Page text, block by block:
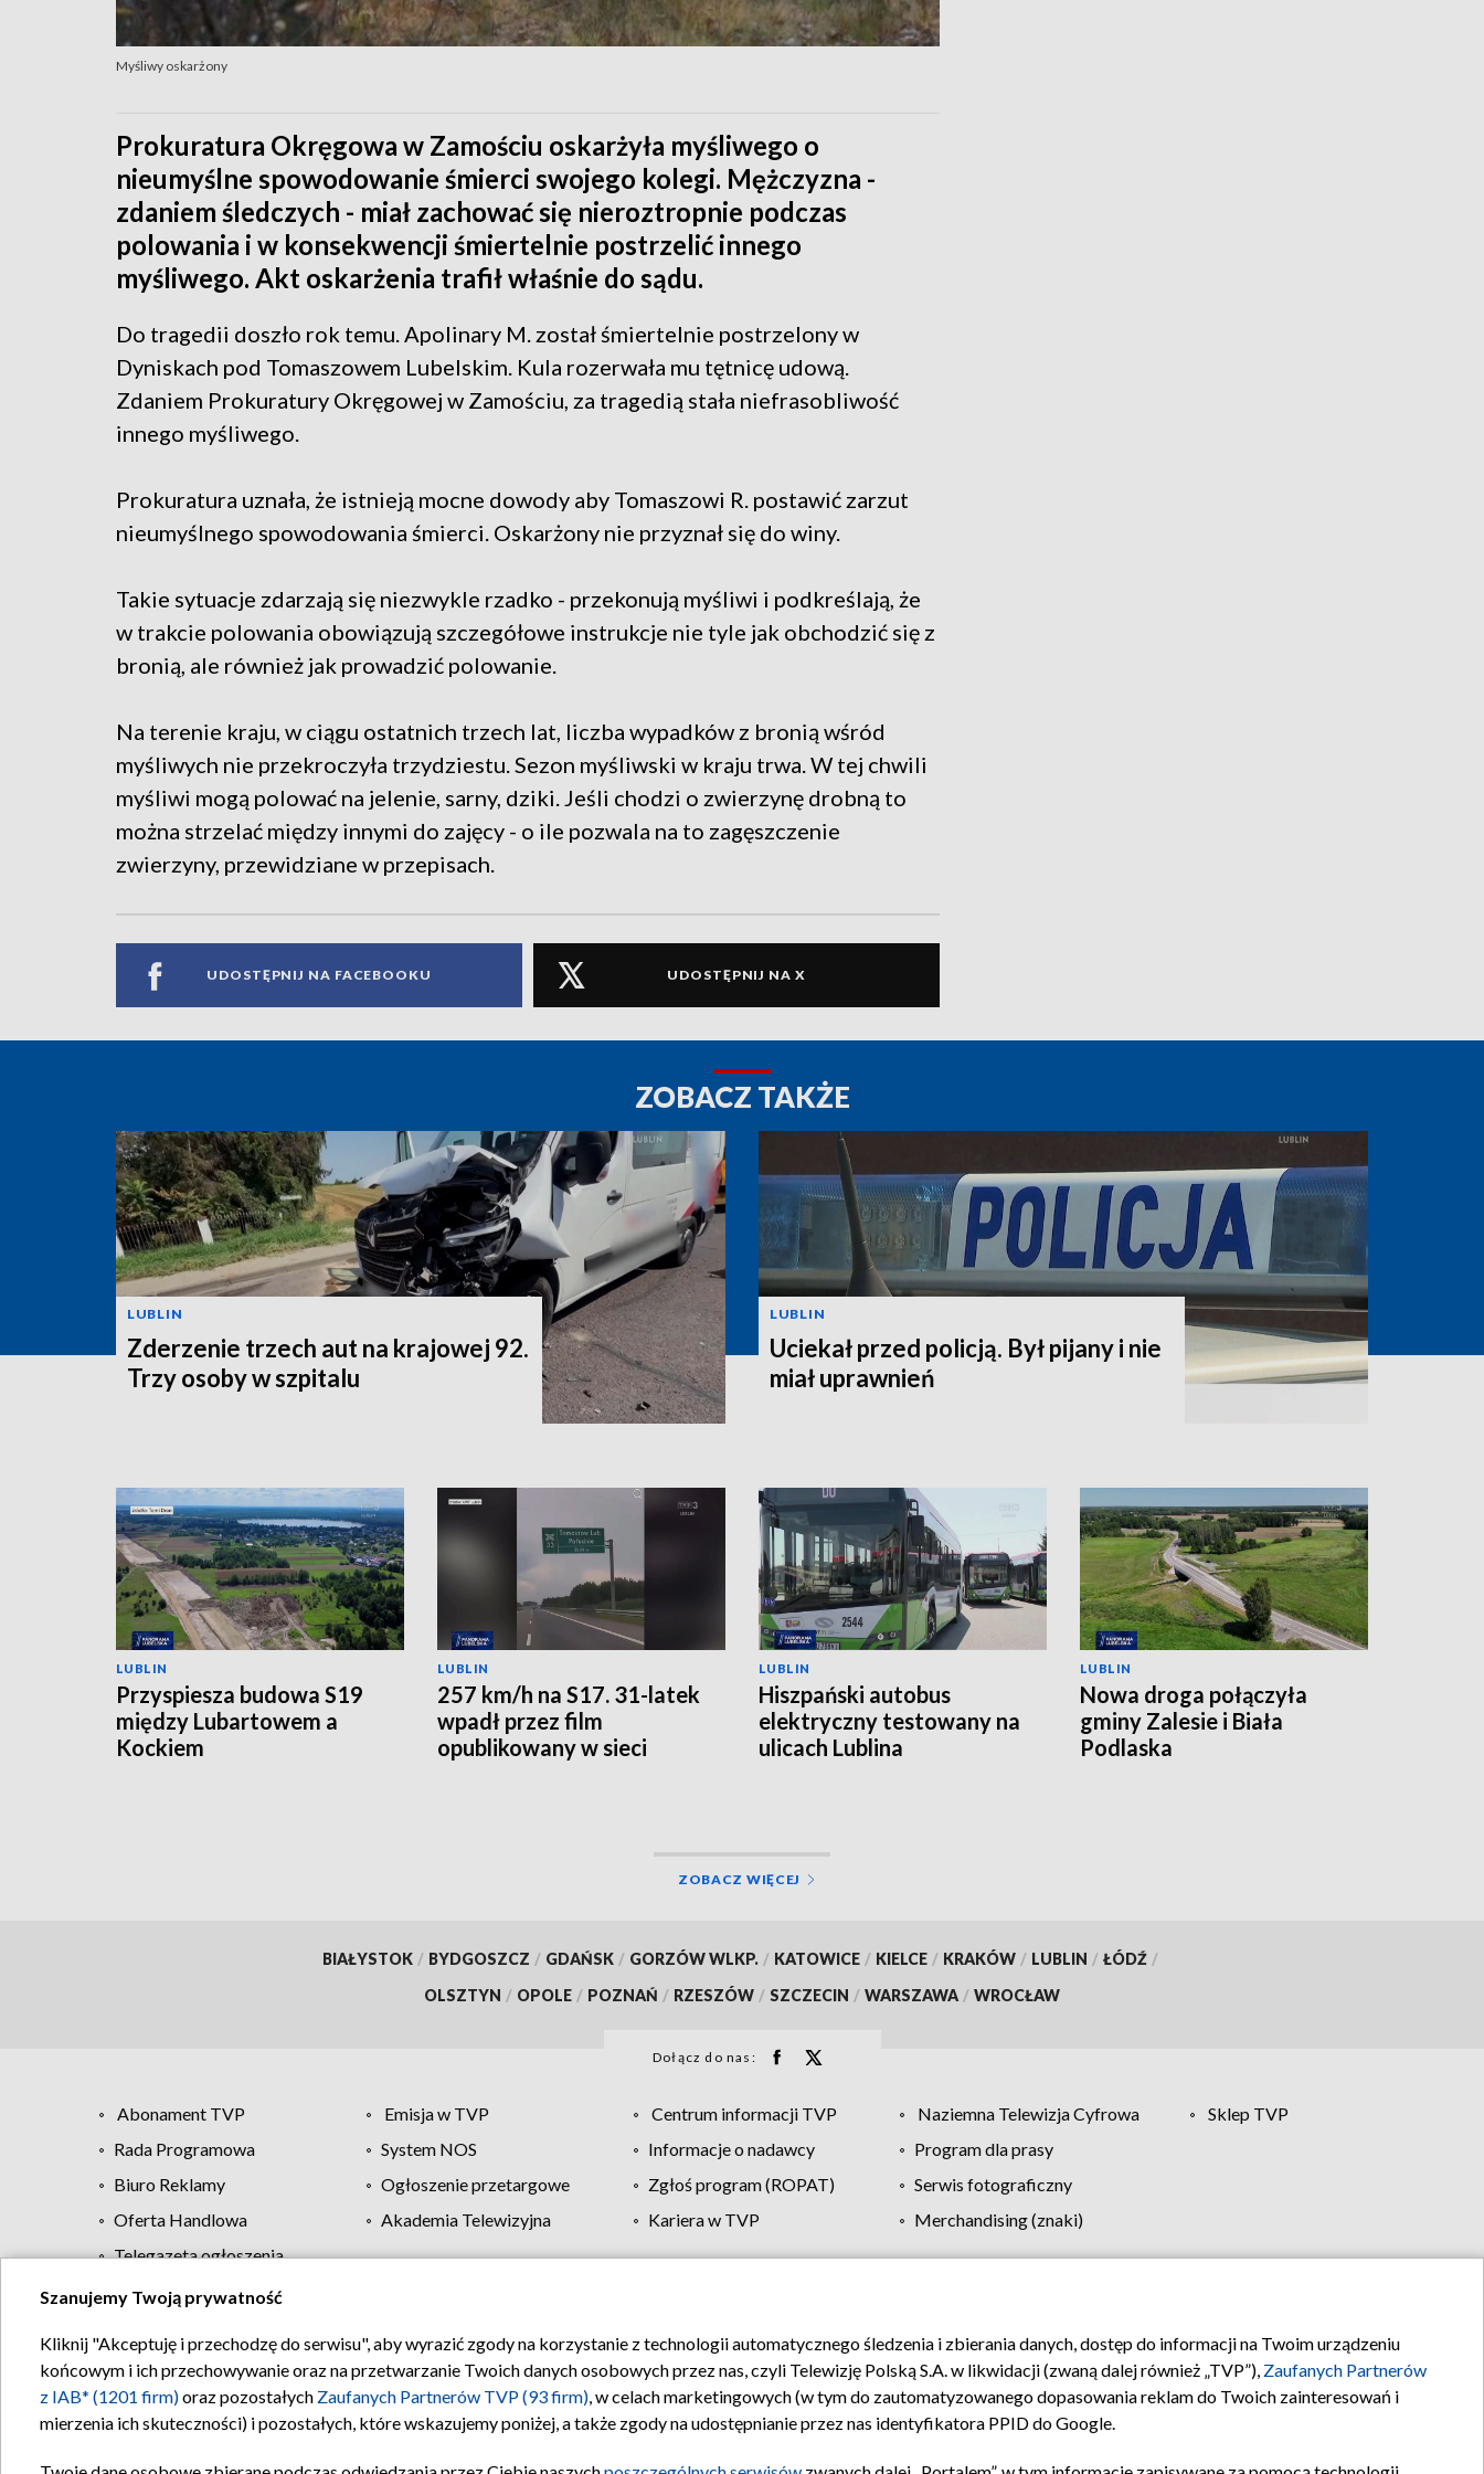
Myśliwy oskarżony
Prokuratura Okręgowa w Zamościu oskarżyła myśliwego o
nieumyślne spowodowanie śmierci swojego kolegi. Mężczyzna -
zdaniem śledczych - miał zachować się nieroztropnie podczas
polowania i w konsekwencji śmiertelnie postrzelić innego
myśliwego. Akt oskarżenia trafił właśnie do sądu.
Do tragedii doszło rok temu. Apolinary M. został śmiertelnie postrzelony w
Dyniskach pod Tomaszowem Lubelskim. Kula rozerwała mu tętnicę udową.
Zdaniem Prokuratury Okręgowej w Zamościu, za tragedią stała niefrasobliwość
innego myśliwego.
Prokuratura uznała, że istnieją mocne dowody aby Tomaszowi R. postawić zarzut
nieumyślnego spowodowania śmierci. Oskarżony nie przyznał się do winy.
Takie sytuacje zdarzają się niezwykle rzadko - przekonują myśliwi i podkreślają, że
w trakcie polowania obowiązują szczegółowe instrukcje nie tyle jak obchodzić się z
bronią, ale również jak prowadzić polowanie.
Na terenie kraju, w ciągu ostatnich trzech lat, liczba wypadków z bronią wśród
myśliwych nie przekroczyła trzydziestu. Sezon myśliwski w kraju trwa. W tej chwili
myśliwi mogą polować na jelenie, sarny, dziki. Jeśli chodzi o zwierzynę drobną to
można strzelać między innymi do zajęcy - o ile pozwala na to zagęszczenie
zwierzyny, przewidziane w przepisach.
UDOSTĘPNIJ NA FACEBOOKU UDOSTĘPNIJ NA X
ZOBACZ TAKŻE
LUBLIN
Zderzenie trzech aut na krajowej 92.
Trzy osoby w szpitalu
LUBLIN
Uciekał przed policją. Był pijany i nie
miał uprawnień
LUBLIN
Przyspiesza budowa S19
między Lubartowem a
Kockiem
LUBLIN
257 km/h na S17. 31-latek
wpadł przez film
opublikowany w sieci
LUBLIN
Hiszpański autobus
elektryczny testowany na
ulicach Lublina
LUBLIN
Nowa droga połączyła
gminy Zalesie i Biała
Podlaska
ZOBACZ WIĘCEJ
BIAŁYSTOK / BYDGOSZCZ / GDAŃSK / GORZÓW WLKP. / KATOWICE / KIELCE / KRAKÓW / LUBLIN / ŁÓDŹ /
OLSZTYN / OPOLE / POZNAŃ / RZESZÓW / SZCZECIN / WARSZAWA / WROCŁAW
Dołącz do nas:
Abonament TVP Emisja w TVP Centrum informacji TVP Naziemna Telewizja Cyfrowa
Sklep TVP
Rada Programowa
System NOS Informacje o nadawcy
Program dla prasy
Biuro Reklamy
Ogłoszenie przetargowe Zgłoś program (ROPAT)
Serwis fotograficzny
Oferta Handlowa
Akademia Telewizyjna Kariera w TVP
Merchandising (znaki)
Telegazeta ogłoszenia
Regulamin TVP Polityka prywatności Moje zgody Pomoc Biuro reklamy Kontakt
Szanujemy Twoją prywatność
Kliknij "Akceptuję i przechodzę do serwisu", aby wyrazić zgody na korzystanie z technologii automatycznego śledzenia i zbierania danych, dostęp do informacji na Twoim urządzeniu
końcowym i ich przechowywanie oraz na przetwarzanie Twoich danych osobowych przez nas, czyli Telewizję Polską S.A. w likwidacji (zwaną dalej również „TVP”), Zaufanych Partnerów
z IAB* (1201 firm)oraz pozostałych Zaufanych Partnerów TVP (93 firm), w celach marketingowych (w tym do zautomatyzowanego dopasowania reklam do Twoich zainteresowań i
mierzenia ich skuteczności) i pozostałych, które wskazujemy poniżej, a także zgody na udostępnianie przez nas identyfikatora PPID do Google.